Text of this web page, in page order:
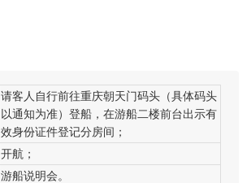
请客人自行前往重庆朝天门码头（具体码头
以通知为准）登船，在游船二楼前台出示有
效身份证件登记分房间；
开航；
游船说明会。